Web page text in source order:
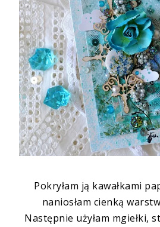
Pokryłam ją kawałkami
naniosłam cienką
Następnie użyłam mgiełki,